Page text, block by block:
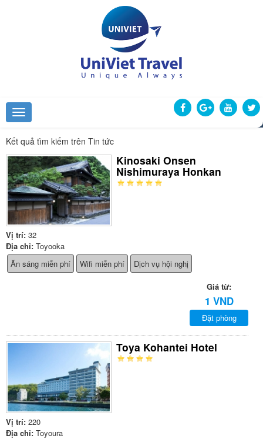
Kết quả tìm kiếm trên Tin tức
Kinosaki Onsen
Nishimuraya Honkan
Vị trí: 32
Địa chỉ: Toyooka
Ăn sáng miễn phí
Wifi miễn phí Dịch vụ hội nghị
Giá từ:
1 VND
Đặt phòng
Toya Kohantei Hotel
Vị trí: 220
Địa chỉ: Toyoura